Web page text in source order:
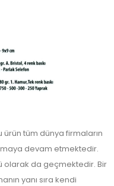
ürün tüm dünya firmaların
devam etmektedir.
olarak da geçmektedir. Bir
yanı sıra kendi